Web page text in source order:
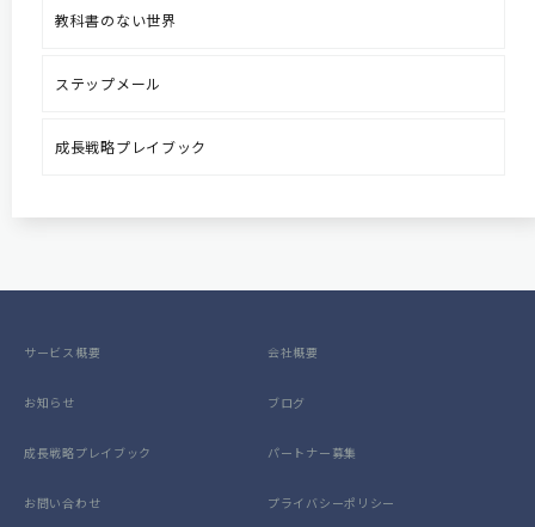
教科書のない世界
ステップメール
成長戦略プレイブック
サービス概要 会社概要
お知らせ ブログ
成長戦略プレイブック パートナー募集
お問い合わせ プライバシーポリシー